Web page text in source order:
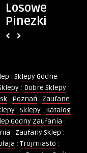
Losowe
Pinezki
: Sklepy Godne
: Dobre Sklepy :
: Poznań : Zaufane
: Sklepy: Katalog
Godny Zaufania :
: Zaufany Sklep :
: Trójmiasto :